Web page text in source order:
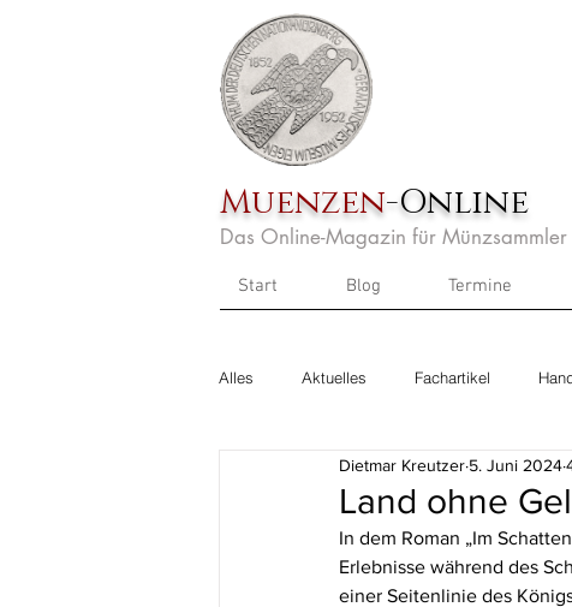
Muenzen-Online
Das Online-Magazin für Münzsammler
Start Blog Termine
Alles Aktuelles Fachartikel
Land ohne
Dietmar Kreutzer 5. Juni 2024
In dem Roman „Im
Erlebnisse während des
einer Seitenlinie des